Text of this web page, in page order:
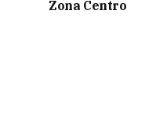
Zona Centro